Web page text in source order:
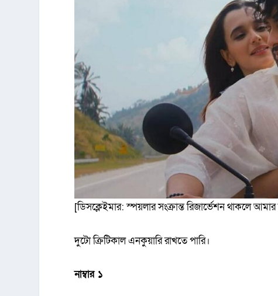
[ডিসক্লেইমার: স্পয়লার সংক্রান্ত রিজার্ভেশন থাকলে
দুটো ক্রিটিকাল এনকুয়ারি রাখতে পারি।
নাম্বার ১